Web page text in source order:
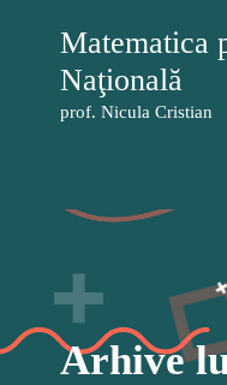
t
Matematica
Naţională
prof. Nicula Cristian
Arhive